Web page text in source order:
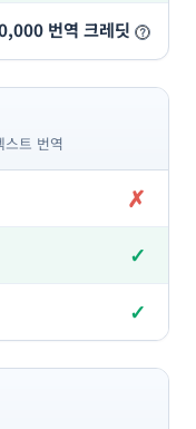
번역 크레딧
스트 번역
✗
✓
✓